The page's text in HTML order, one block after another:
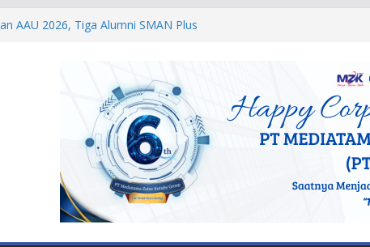
AAU 2026, Tiga Alumni SMAN Plus
Akpol Dampingi Siswa Sekolah
Bhakti 2026
Prajurit, Kodaeral V Hadiri Syukuran
Surabaya
Personel Lanud Sulaiman
World Boomerang Championship